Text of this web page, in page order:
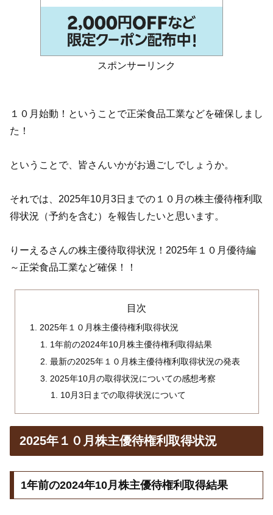
スポンサーリンク
１０月始動！ということで正栄食品工業などを確保しまし
た！
ということで、皆さんいかがお過ごしでしょうか。
それでは、2025年10月3日までの１０月の株主優待権利取
得状況（予約を含む）を報告したいと思います。
りーえるさんの株主優待取得状況！2025年１０月優待編
～正栄食品工業など確保！！
目次
2025年１０月株主優待権利取得状況
1年前の2024年10月株主優待権利取得結果
最新の2025年１０月株主優待権利取得状況の発表
2025年10月の取得状況についての感想考察
10月3日までの取得状況について
2025年１０月株主優待権利取得状況
1年前の2024年10月株主優待権利取得結果